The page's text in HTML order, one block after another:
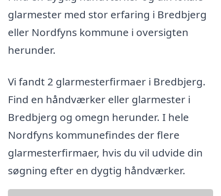
glarmester med stor erfaring i Bredbjerg
eller Nordfyns kommune i oversigten
herunder.
Vi fandt 2 glarmesterfirmaer i Bredbjerg.
Find en håndværker eller glarmester i
Bredbjerg og omegn herunder. I hele
Nordfyns kommunefindes der flere
glarmesterfirmaer, hvis du vil udvide din
søgning efter en dygtig håndværker.